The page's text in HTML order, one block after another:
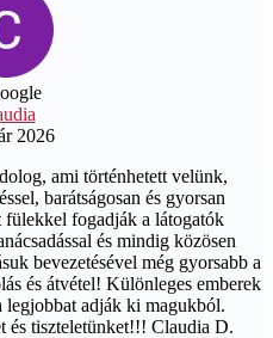
2026
ami történhetett velünk,
barátságosan és gyorsan
fogadják a látogatók
és mindig közösen
bevezetésével még gyorsabb a
és átvétel! Különleges emberek
adják ki magukból.
és tiszteletünket!!! Claudia D.